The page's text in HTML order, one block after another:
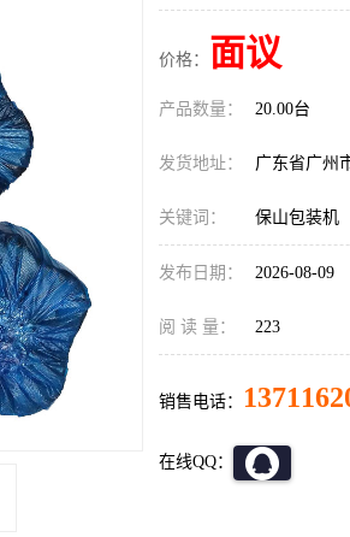
价格： 面议
产品数量： 20.00台
发货地址： 广东省广州
关键词： 保山包装机
发布日期： 2026-08-09
阅 读 量： 223
销售电话：
在线QQ：